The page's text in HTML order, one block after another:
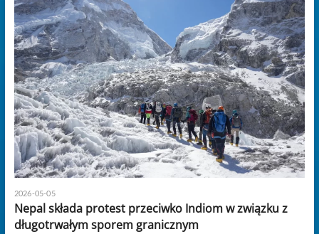
2026-05-05
Nepal składa protest przeciwko Indiom w związku z
długotrwałym sporem granicznym